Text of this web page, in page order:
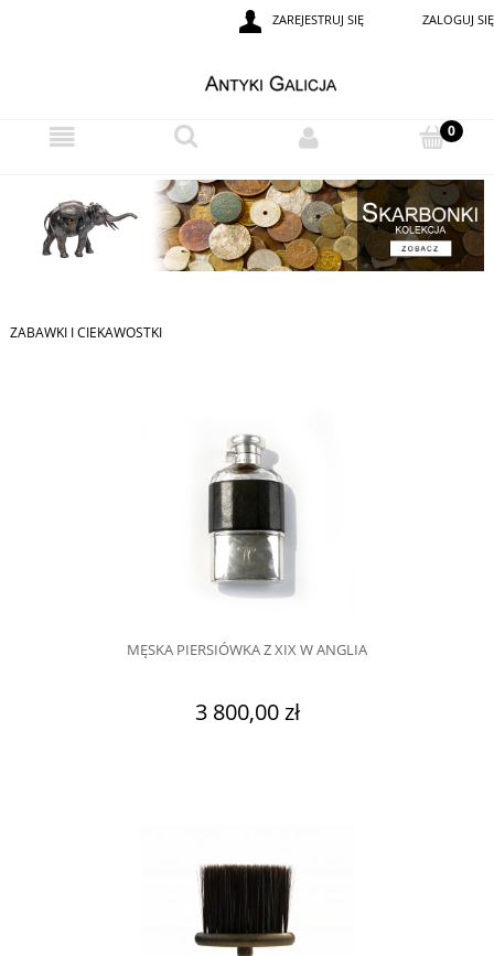
ZAREJESTRUJ SIĘ ZALOGUJ SIĘ
ZABAWKI I CIEKAWOSTKI
MĘSKA PIERSIÓWKA Z XIX W ANGLIA
3 800,00 zł